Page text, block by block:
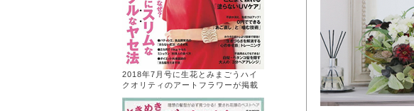
2018年7月号に生花とみまごうハイ
クオリティのアートフラワーが掲載